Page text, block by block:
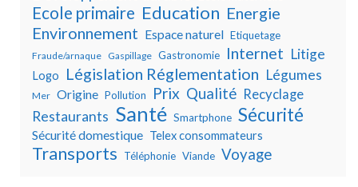
Ecole primaire Education Energie
Environnement Espace naturel Etiquetage
Fraude/arnaque Gaspillage Gastronomie Internet Litige
Logo Législation Réglementation Légumes
Mer Origine Pollution Prix Qualité Recyclage
Restaurants Santé Smartphone Sécurité
Sécurité domestique Telex consommateurs
Transports Téléphonie Viande Voyage